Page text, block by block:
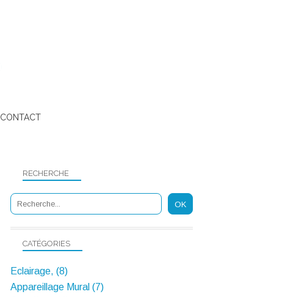
CONTACT
RECHERCHE
CATÉGORIES
Eclairage, (8)
Appareillage Mural (7)